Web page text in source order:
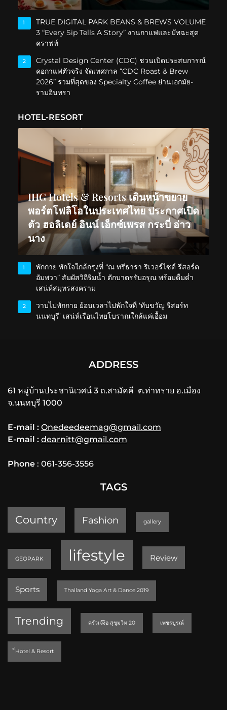
1
TRUE DIGITAL PARK BEANS & BREWS VOLUME
3 “Every Sip Tells A Story” งานกาแฟและมัทฉะสุด
คราฟท์
2
Crystal Design Center (CDC) ชวนเปิดประสบการณ์
คอกาแฟตัวจริง จัดเทศกาล “CDC Roast & Brew
2026” รวมที่สุดของ Specialty Coffee ย่านเอกมัย-
รามอินทรา
HOTEL-RESORT
IHG Hotels & Resorts เดินหน้าขยาย
พอร์ตโฟลิโอในประเทศไทย ประกาศเปิด
ตัว ฮอลิเดย์ อินน์ เอ็กซ์เพรส กระบี่ อ่าว
นาง
1
พักกาย พักใจใกล้กรุงที่ “ณ ทรีธารา ริเวอร์ไซด์ รีสอร์ต
อัมพวา” สัมผัสวิถีริมน้ำ ตักบาตรรับอรุณ พร้อมดื่มด่ำ
เสน่ห์สมุทรสงคราม
2
วาบไปพักกาย ย้อนเวลาไปพักใจที่ ‘ทับขวัญ รีสอร์ท
นนทบุรี’ เสน่ห์เรือนไทยโบราณใกล้แค่เอื้อม
ADDRESS
61 หมู่บ้านประชานิเวศน์ 3 ถ.สามัคคี ต.ท่าทราย อ.เมือง
จ.นนทบุรี 1000
E-mail : Onedeedeemag@gmail.com
E-mail : dearnitt@gmail.com
Phone : 061-356-3556
TAGS
Country Fashion gallery
GEOPARK lifestyle Review
Sports Thailand Yoga Art & Dance 2019
Trending ครัวเจ๊ง้อ สุขุมวิท 20 เพชรบูรณ์
็Hotel & Resort